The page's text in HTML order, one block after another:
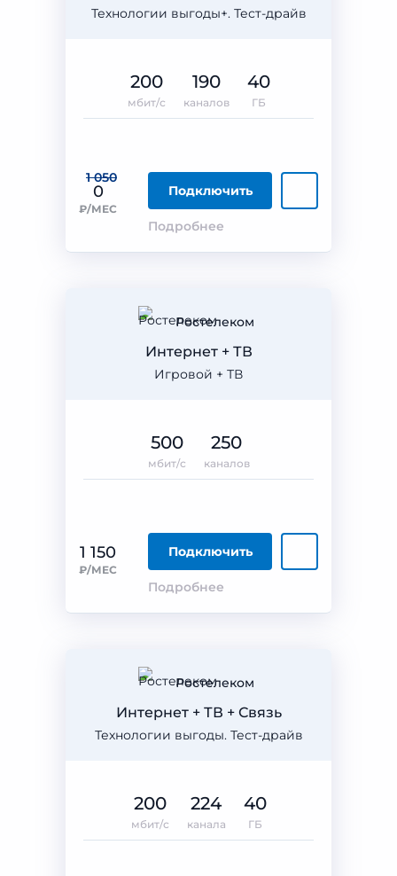
Технологии выгоды+. Тест-драйв
1 050
0
₽/МЕС
Подключить
Подробнее
200
мбит/с
190
каналов
40
ГБ
Ростелеком
Игровой + ТВ
Интернет + ТВ
1 150
₽/МЕС
Подключить
Подробнее
500
мбит/с
250
каналов
Ростелеком
Технологии выгоды. Тест-драйв
Интернет + ТВ + Связь
200
мбит/с
224
канала
40
ГБ